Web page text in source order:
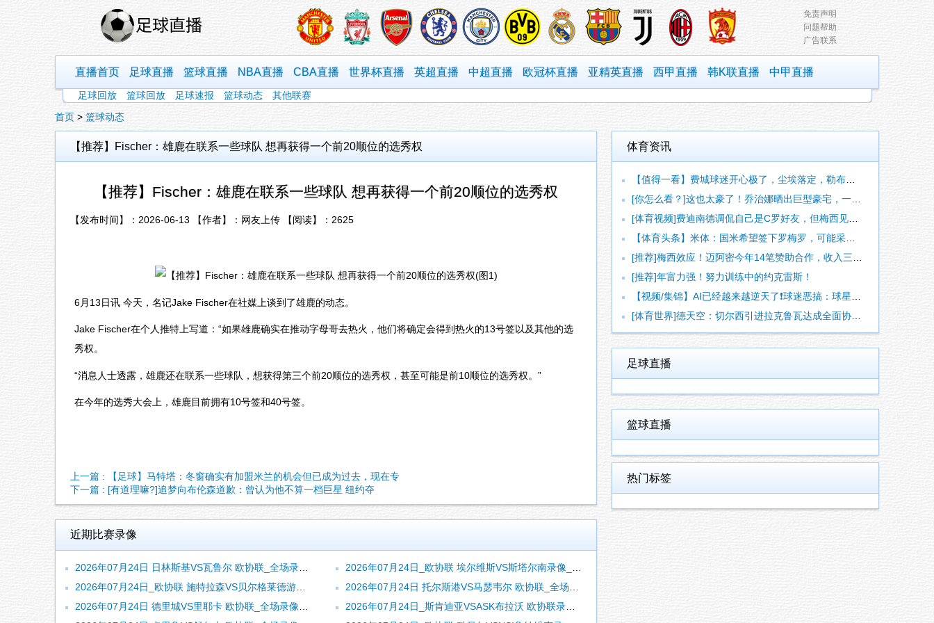
免责声明
问题帮助
广告联系
直播首页 足球直播 篮球直播 NBA直播 CBA直播 世界杯直播 英超直播 中超直播 欧冠杯直播 亚精英直播 西甲直播 韩K联直播 中甲直播
足球回放 篮球回放 足球速报 篮球动态
其他联赛
首页 > 篮球动态
【推荐】Fischer：雄鹿在联系一些球队 想再获得一个前20顺位的选秀权
【推荐】Fischer：雄鹿在联系一些球队 想再获得一个前20顺位的选秀权
【发布时间】：2026-06-13 【作者】：网友上传 【阅读】： 2625
6月13日讯 今天，名记Jake Fischer在社媒上谈到了雄鹿的动态。
Jake Fischer在个人推特上写道：“如果雄鹿确实在推动字母哥去热火，他们将确定会得到热火的13号签以及其他的选
秀权。
“消息人士透露，雄鹿还在联系一些球队，想获得第三个前20顺位的选秀权，甚至可能是前10顺位的选秀权。”
在今年的选秀大会上，雄鹿目前拥有10号签和40号签。
上一篇 : 【足球】马特塔：冬窗确实有加盟米兰的机会但已成为过去，现在专
下一篇 : [有道理嘛?]追梦向布伦森道歉：曾认为他不算一档巨星 纽约夺
近期比赛录像
2026年07月24日 日林斯基VS瓦鲁尔 欧协联_全场录像【视频集锦】
2026年07月24日_欧协联 埃尔维斯VS斯塔尔南录像_高清录像【全场回放】
2026年07月24日_欧协联 施特拉森VS贝尔格莱德游击录像_全场录像【视频集锦】
2026年07月24日 托尔斯港VS马瑟韦尔 欧协联_全场录像【视频集锦】
2026年07月24日 德里城VS里耶卡 欧协联_全场录像【全场回放】
2026年07月24日_斯肯迪亚VSASK布拉沃 欧协联录像_全场录像【高清回放】
体育资讯
【值得一看】费城球迷开心极了，尘埃落定，勒布朗詹姆斯加盟费城
[你怎么看？]这也太豪了！乔治娜晒出巨型豪宅，一旁的C罗肌肉
[体育视频]费迪南德调侃自己是C罗好友，但梅西见到他后依然热
【体育头条】米体：国米希望签下罗梅罗，可能采用附带强制买断条
[推荐]梅西效应！迈阿密今年14笔赞助合作，收入三年内暴涨1
[推荐]年富力强！努力训练中的约克雷斯！
【视频/集锦】AI已经越来越逆天了❗️球迷恶搞：球星退役后生
[体育世界]德天空：切尔西引进拉克鲁瓦达成全面协议，将签约至
足球直播
篮球直播
热门标签